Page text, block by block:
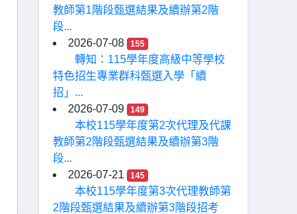
教師第1階段甄選結果及續辦第2階
段...
2026-07-08
155
轉知：115學年度高級中等學校
特色招生專業群科甄選入學「續
招」...
2026-07-09
149
本校115學年度第2次代理及代課
教師第2階段甄選結果及續辦第3階
段...
2026-07-21
145
本校115學年度第3次代理教師第
2階段甄選結果及續辦第3階段招考